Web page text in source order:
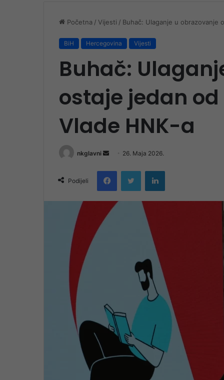
Početna / Vijesti / Buhač: Ulaganje u obrazovanje
BiH Hercegovina Vijesti
Buhač:
ostaje jedan
Vlade HNK-a
nkglavni
Send
email
26. Maja 2026.
Podijeli
FacebookTwitter LinkedIn